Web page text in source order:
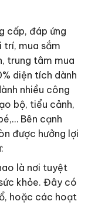
cấp, đáp ứng
trí, mua sắm
trung tâm mua
diện tích dành
nhiều công
bộ, tiểu cảnh,
Bên cạnh
được hưởng lợi
là nơi tuyệt
khỏe. Đây có
hoặc các hoạt